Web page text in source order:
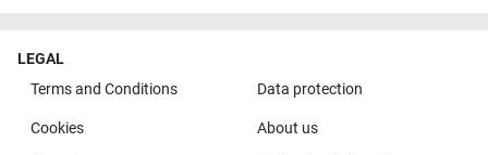
LEGAL
Terms and Conditions
Data protection
Cookies About us